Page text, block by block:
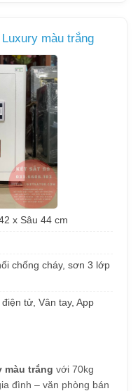
màu trắng
x Sâu 44 cm
chống cháy, sơn 3 lớp
tử, Vân tay, App
màu trắng với 70kg
đình – văn phòng bán